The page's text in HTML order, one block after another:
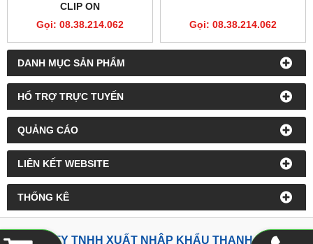
DANH MỤC SẢN PHẨM
HỔ TRỢ TRỰC TUYẾN
QUẢNG CÁO
LIÊN KẾT WEBSITE
THỐNG KÊ
CLIP ON
Gọi: 08.38.214.062
Gọi: 08.38.214.062
CÔNG TY TNHH XUẤT NHẬP KHẨU THANH LONG